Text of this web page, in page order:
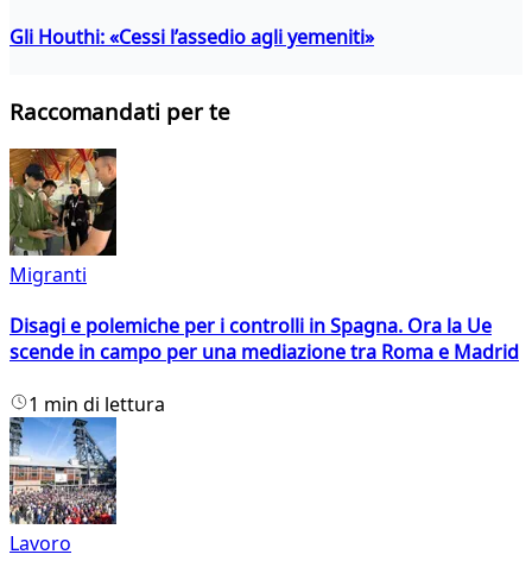
Gli Houthi: «Cessi l’assedio agli yemeniti»
Raccomandati per te
Migranti
Disagi e polemiche per i controlli in Spagna. Ora la Ue
scende in campo per una mediazione tra Roma e Madrid
1 min di lettura
Lavoro